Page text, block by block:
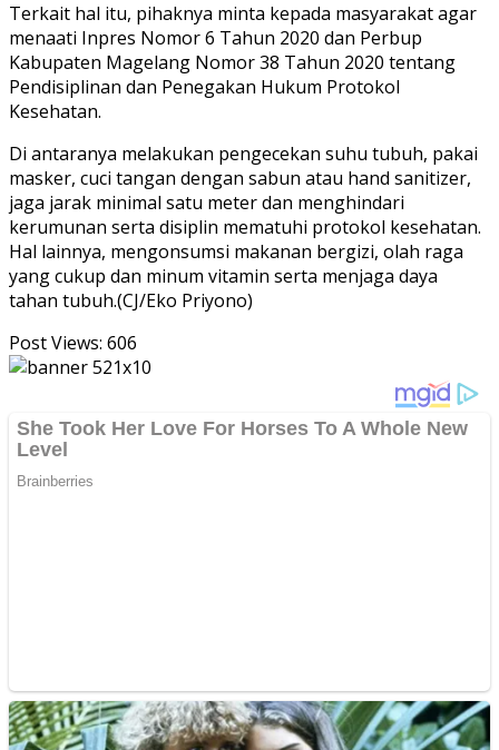
Terkait hal itu, pihaknya minta kepada masyarakat agar
menaati Inpres Nomor 6 Tahun 2020 dan Perbup
Kabupaten Magelang Nomor 38 Tahun 2020 tentang
Pendisiplinan dan Penegakan Hukum Protokol
Kesehatan.
Di antaranya melakukan pengecekan suhu tubuh, pakai
masker, cuci tangan dengan sabun atau hand sanitizer,
jaga jarak minimal satu meter dan menghindari
kerumunan serta disiplin mematuhi protokol kesehatan.
Hal lainnya, mengonsumsi makanan bergizi, olah raga
yang cukup dan minum vitamin serta menjaga daya
tahan tubuh.(CJ/Eko Priyono)
Post Views: 606